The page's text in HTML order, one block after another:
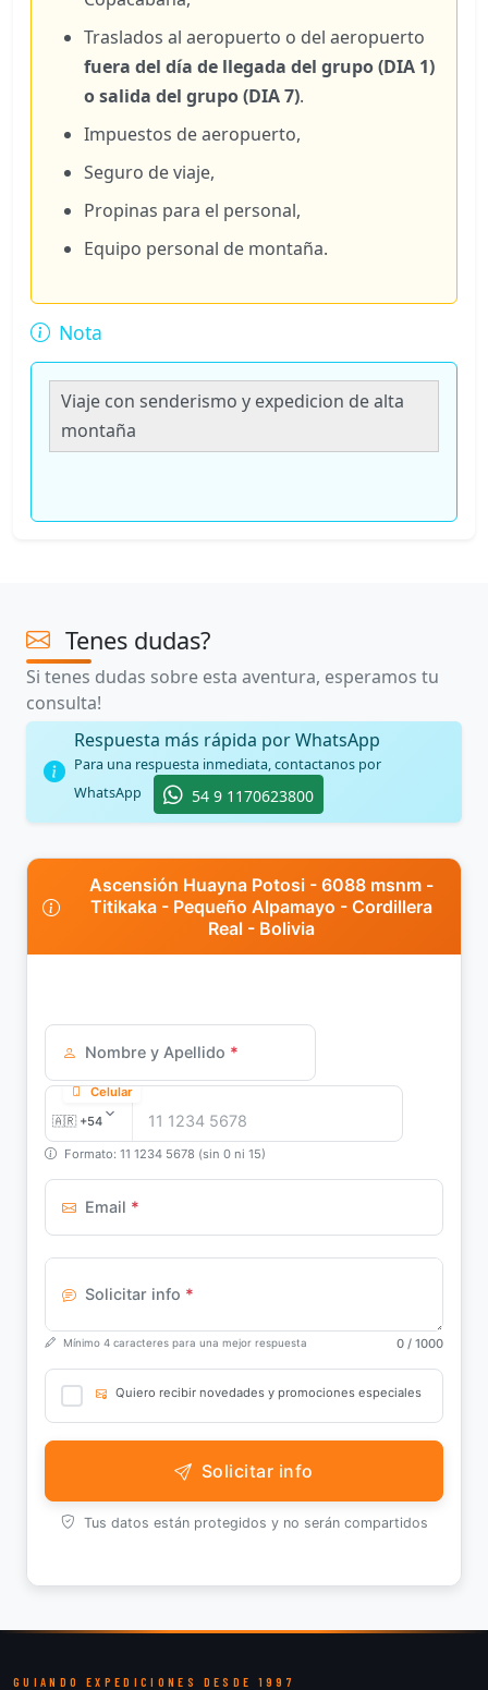
Traslados al aeropuerto o del aeropuerto
fuera del día de llegada del grupo (DIA 1)
o salida del grupo (DIA 7).
Impuestos de aeropuerto,
Seguro de viaje,
Propinas para el personal,
Equipo personal de montaña.
Nota
Viaje con senderismo y expedicion de alta
montaña
Tenes dudas?
Si tenes dudas sobre esta aventura, esperamos tu
consulta!
Respuesta más rápida por WhatsApp
Para una respuesta inmediata, contactanos por
WhatsApp
54 9 1170623800
Ascensión Huayna Potosi - 6088 msnm -
Titikaka - Pequeño Alpamayo - Cordillera
Real - Bolivia
Nombre y Apellido *
Celular
Formato: 11 1234 5678 (sin 0 ni 15)
Email *
Solicitar info *
Mínimo 4 caracteres para una mejor respuesta 0 / 1000
Quiero recibir novedades y promociones especiales
Solicitar info
Tus datos están protegidos y no serán compartidos
GUIANDO EXPEDICIONES DESDE 1997